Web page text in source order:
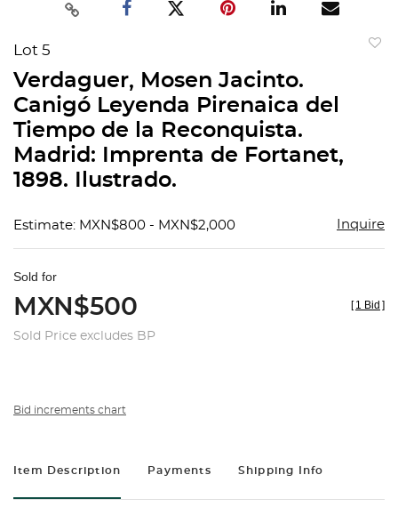
Lot 5
Verdaguer, Mosen Jacinto.
Canigó Leyenda Pirenaica del
Tiempo de la Reconquista.
Madrid: Imprenta de Fortanet,
1898. Ilustrado.
Estimate: MXN$800 - MXN$2,000 Inquire
Sold for
MXN$500
Sold Price excludes BP
[ 1 Bid ]
Bid increments chart
Item Description Payments Shipping Info